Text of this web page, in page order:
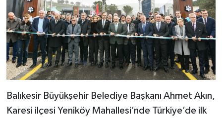
Balıkesir Büyükşehir Belediye Başkanı Ahmet Akın,
Karesi ilçesi Yeniköy Mahallesi’nde Türkiye’de ilk